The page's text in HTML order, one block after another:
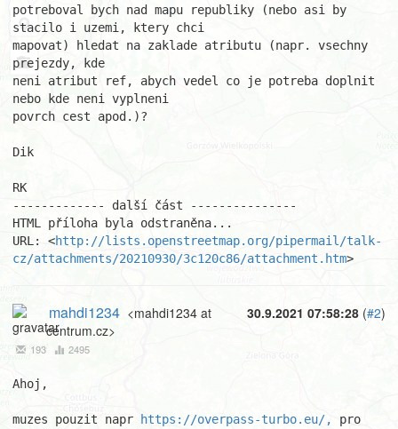
potreboval bych nad mapu republiky (nebo asi by
stacilo i uzemi, ktery chci
mapovat) hledat na zaklade atributu (napr. vsechny
prejezdy, kde
neni atribut ref, abych vedel co je potreba doplnit
nebo kde neni vyplneni
povrch cest apod.)?
Dik
RK
------------- další část ---------------
HTML příloha byla odstraněna...
URL: <http://lists.openstreetmap.org/pipermail/talk-
cz/attachments/20210930/3c120c86/attachment.htm>
30.9.2021 07:58:28 (#2)
mahdi1234 <mahdi1234 at
centrum.cz>
193 2495
Ahoj,
muzes pouzit napr https://overpass-turbo.eu/,
pro